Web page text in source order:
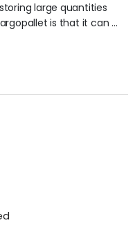
large quantities
is that it can
and take up very
wheels.
mm - internal: